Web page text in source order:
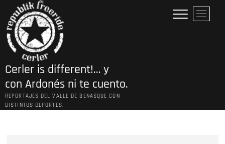
contenido
Cerler is different!… y
con Ardonés ni te cuento.
REPORTAJES DEL VALLE DE BENASQUE CON
DISTINTOS DEPORTES.
B
o
e